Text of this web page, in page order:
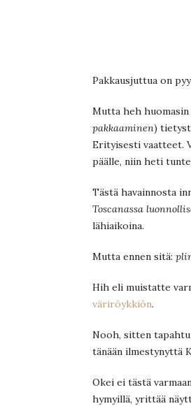
Pakkausjuttua on
Mutta heh huomasin
pakkaaminen)
Erityisesti vaatteet.
päälle, niin heti
Tästä havainnosta
Toscanassa
lähiaikoina.
Mutta ennen sitä:
Hih eli muistatte
väriröykkiön.
Nooh, sitten
tänään ilmestynyttä
Okei ei tästä
hymyillä, yrittää